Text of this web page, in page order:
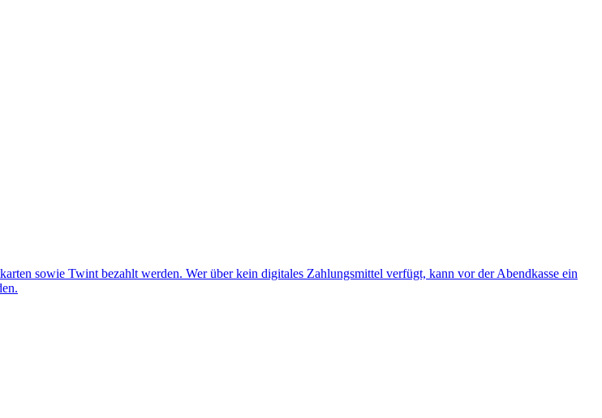
sowie Twint bezahlt werden. Wer über kein digitales Zahlungsmittel verfügt, kann vor der Abendkasse ein